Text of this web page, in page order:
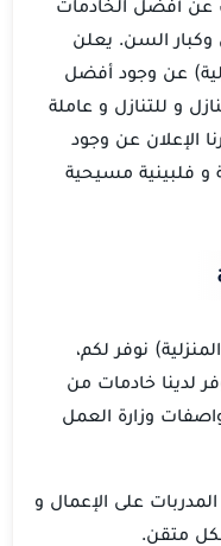
وكبار السن. يعلن
عن وجود أفضل
و للتنازل و عاملة
الإعلان عن وجود
فلبينية مسيحية
نوفر لكم،
لدينا خادمات من
وزارة العمل
على الإعمال و
متقن.